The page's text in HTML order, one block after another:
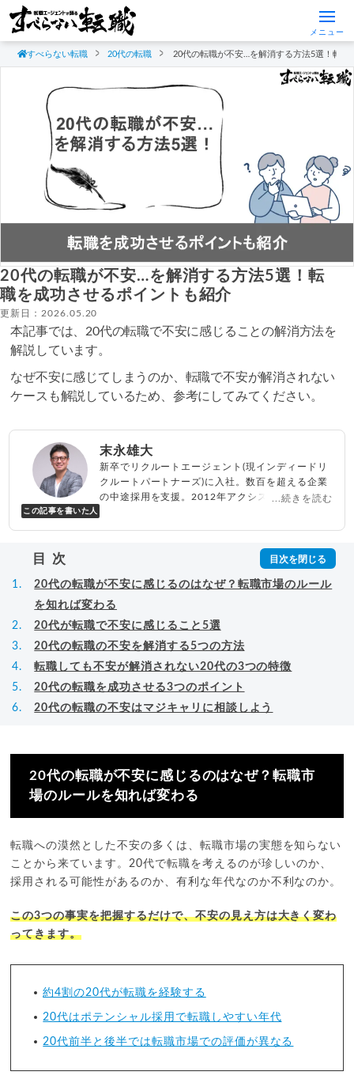
メニュー
すべらない転職 20代の転職 20代の転職が不安…を解消する方法5選！転職
20代の転職が不安…を解消する方法5選！転
職を成功させるポイントも紹介
更新日：2026.05.20
本記事では、20代の転職で不安に感じることの解消方法を
解説しています。
なぜ不安に感じてしまうのか、転職で不安が解消されない
ケースも解説しているため、参考にしてみてください。
この記事を書いた人
末永雄大
新卒でリクルートエージェント(現インディードリ
クルートパートナーズ)に入社。数百を超える企業
の中途採用を支援。2012年アクシス(株)設立、代
」の総再生回数は2,000
成功する転職面接」「キャリア
ロジック」
▸ 詳細プロフィール
...続きを読む
目次
20代の転職が不安に感じるのはなぜ？転職市場のルール
を知れば変わる
20代が転職で不安に感じること5選
20代の転職の不安を解消する5つの方法
転職しても不安が解消されない20代の3つの特徴
20代の転職を成功させる3つのポイント
20代の転職の不安はマジキャリに相談しよう
20代の転職が不安に感じるのはなぜ？転職市
場のルールを知れば変わる
転職への漠然とした不安の多くは、転職市場の実態を知らない
ことから来ています。20代で転職を考えるのが珍しいのか、
採用される可能性があるのか、有利な年代なのか不利なのか。
この3つの事実を把握するだけで、不安の見え方は大きく変わ
ってきます。
約4割の20代が転職を経験する
20代はポテンシャル採用で転職しやすい年代
20代前半と後半では転職市場での評価が異なる